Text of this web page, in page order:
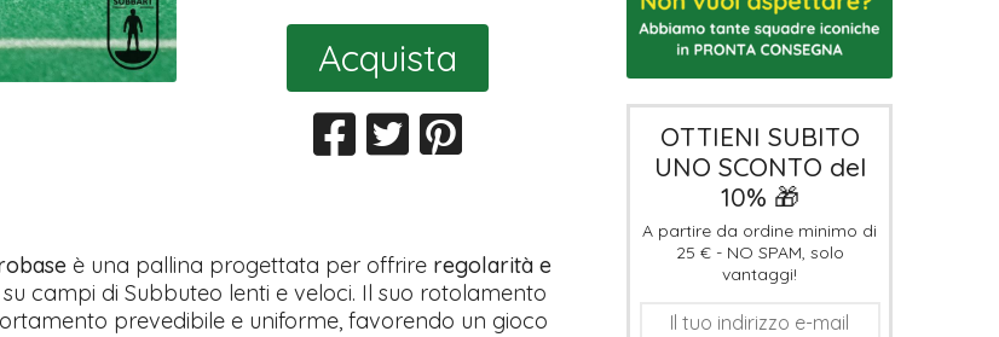
Acquista
è una pallina progettata per offrire regolarità e
su campi di Subbuteo lenti e veloci. Il suo rotolamento
prevedibile e uniforme, favorendo un gioco
OTTIENI SUBITO
UNO SCONTO del
10% 🎁
A partire da ordine minimo di
25 € - NO SPAM, solo
vantaggi!